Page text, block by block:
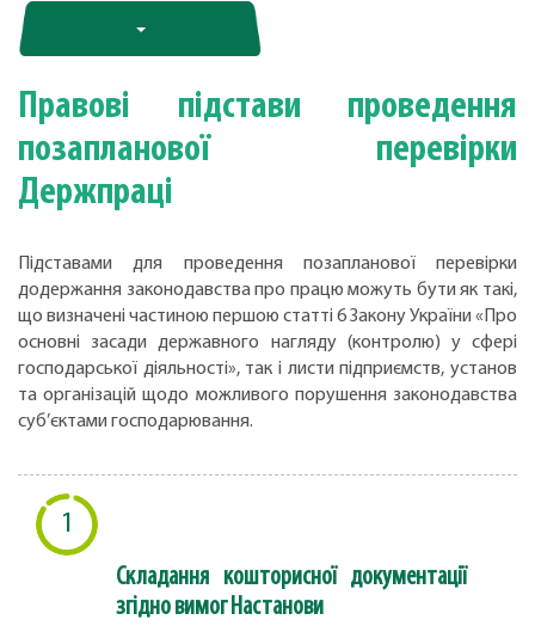
Правові підстави проведення
позапланової перевірки
Держпраці
Підставами для проведення позапланової перевірки
додержання законодавства про працю можуть бути як такі,
що визначені частиною першою статті 6 Закону України «Про
основні засади державного нагляду (контролю) у сфері
господарської діяльності», так і листи підприємств, установ
та організацій щодо можливого порушення законодавства
суб’єктами господарювання.
1
Складання кошторисної документації
згідно вимог Настанови